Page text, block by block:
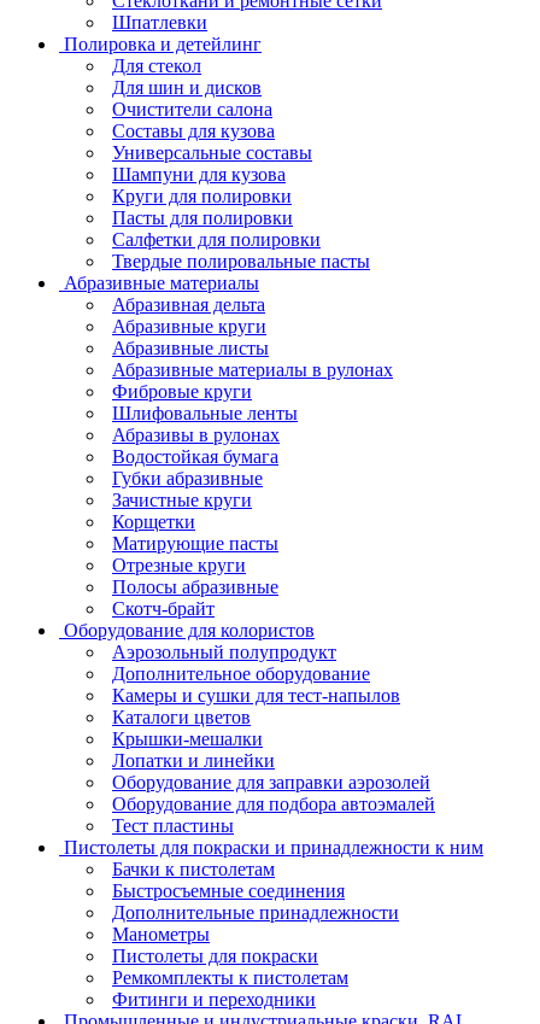
Шпатлевки
Полировка и детейлинг
Для стекол
Для шин и дисков
Очистители салона
Составы для кузова
Универсальные составы
Шампуни для кузова
Круги для полировки
Пасты для полировки
Салфетки для полировки
Твердые полировальные пасты
Абразивные материалы
Абразивная дельта
Абразивные круги
Абразивные листы
Абразивные материалы в рулонах
Фибровые круги
Шлифовальные ленты
Абразивы в рулонах
Водостойкая бумага
Губки абразивные
Зачистные круги
Корщетки
Матирующие пасты
Отрезные круги
Полосы абразивные
Скотч-брайт
Оборудование для колористов
Аэрозольный полупродукт
Дополнительное оборудование
Камеры и сушки для тест-напылов
Каталоги цветов
Крышки-мешалки
Лопатки и линейки
Оборудование для заправки аэрозолей
Оборудование для подбора автоэмалей
Тест пластины
Пистолеты для покраски и принадлежности к ним
Бачки к пистолетам
Быстросъемные соединения
Дополнительные принадлежности
Манометры
Пистолеты для покраски
Ремкомплекты к пистолетам
Фитинги и переходники